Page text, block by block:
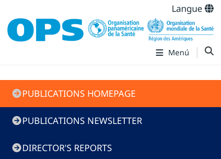
Langue
Menú
Menú
de
Publicaciones
PUBLICATIONS HOMEPAGE
PUBLICATIONS NEWSLETTER
DIRECTOR'S REPORTS